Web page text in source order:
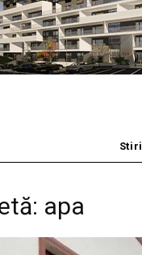
Stiri
apa